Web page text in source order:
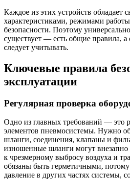
Каждое из этих устройств обладает
характеристиками, режимами
безопасности. Поэтому
существует — есть общие правила,
следует учитывать.
Ключевые правила
эксплуатации
Регулярная проверка
Одно из главных требований — это
элементов пневмосистемы. Нужно
шланги, соединения, клапаны и
изношенные шланги могут внезапно
к чрезмерному выбросу воздуха и
обязаны быть герметичными,
давление в других частях системы,